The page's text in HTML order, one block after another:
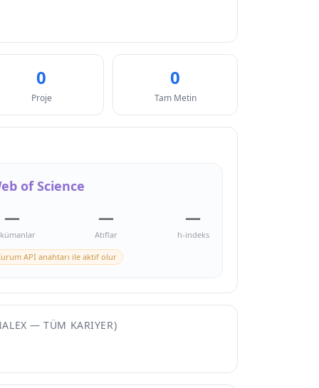
0
Proje
0
Tam Metin
of Science
— —
Atıflar
—
h-indeks
API anahtarı ile aktif olur
— TÜM KARIYER)